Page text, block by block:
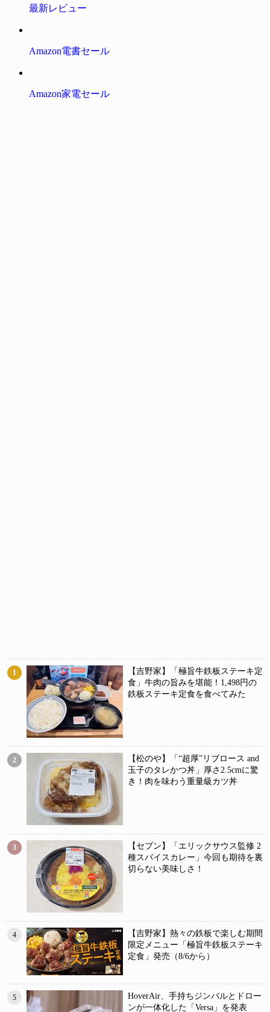
最新レビュー
Amazon電書セール
Amazon家電セール
1
【吉野家】「極旨牛鉄板ステーキ定
食」牛肉の旨みを堪能！1,498円の
鉄板ステーキ定食を食べてみた
2
【松のや】「“超厚”リブロース and
玉子のタレかつ丼」厚さ2.5cmに驚
き！肉を味わう重量級カツ丼
3
【セブン】「エリックサウス監修 2
種スパイスカレー」今回も期待を裏
切らない美味しさ！
4
【吉野家】熱々の鉄板で楽しむ期間
限定メニュー「極旨牛鉄板ステーキ
定食」発売（8/6から）
5
HoverAir、手持ちジンバルとドロー
ンが一体化した「Versa」を発表